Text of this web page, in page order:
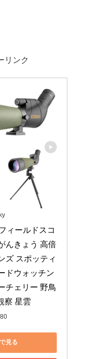
リンク
ィールドスコ
んきょう 高倍
ズ スポッティ
ドウォッチン
チェリー 野鳥
察 星雲
見る